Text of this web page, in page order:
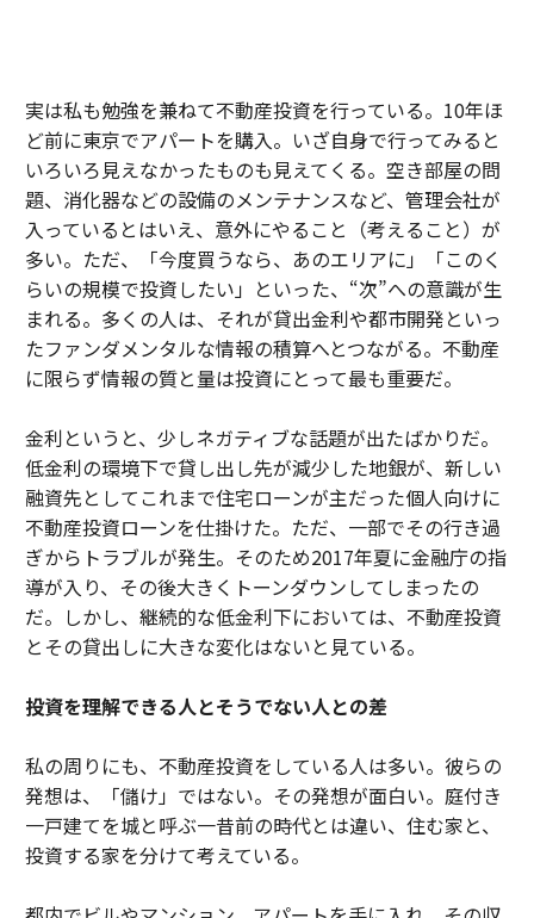
実は私も勉強を兼ねて不動産投資を行っている。10年ほ
ど前に東京でアパートを購入。いざ自身で行ってみると
いろいろ見えなかったものも見えてくる。空き部屋の問
題、消化器などの設備のメンテナンスなど、管理会社が
入っているとはいえ、意外にやること（考えること）が
多い。ただ、「今度買うなら、あのエリアに」「このく
らいの規模で投資したい」といった、“次”への意識が生
まれる。多くの人は、それが貸出金利や都市開発といっ
たファンダメンタルな情報の積算へとつながる。不動産
に限らず情報の質と量は投資にとって最も重要だ。
金利というと、少しネガティブな話題が出たばかりだ。
低金利の環境下で貸し出し先が減少した地銀が、新しい
融資先としてこれまで住宅ローンが主だった個人向けに
不動産投資ローンを仕掛けた。ただ、一部でその行き過
ぎからトラブルが発生。そのため2017年夏に金融庁の指
導が入り、その後大きくトーンダウンしてしまったの
だ。しかし、継続的な低金利下においては、不動産投資
とその貸出しに大きな変化はないと見ている。
投資を理解できる人とそうでない人との差
私の周りにも、不動産投資をしている人は多い。彼らの
発想は、「儲け」ではない。その発想が面白い。庭付き
一戸建てを城と呼ぶ一昔前の時代とは違い、住む家と、
投資する家を分けて考えている。